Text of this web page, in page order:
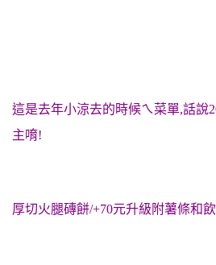
這是去年小涼去的時候ㄟ菜單,話說
主唷!
厚切火腿磚餅/+70元升級附薯條和